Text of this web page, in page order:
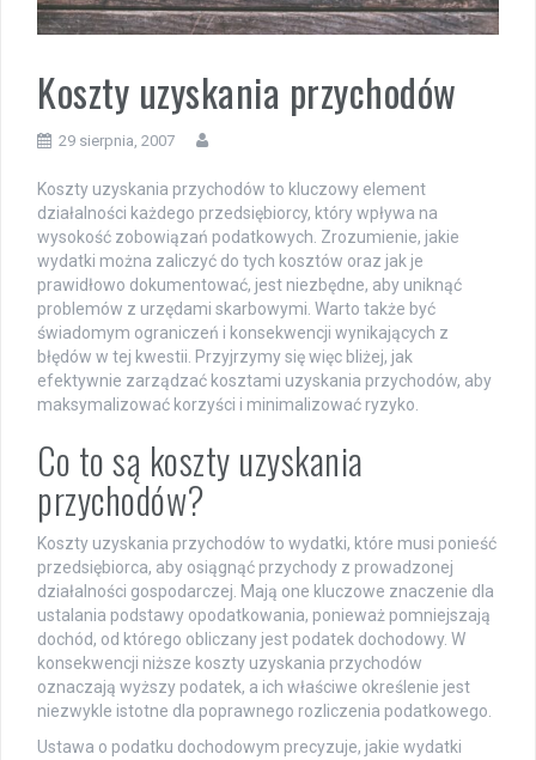
Koszty uzyskania przychodów
29 sierpnia, 2007
Koszty uzyskania przychodów to kluczowy element
działalności każdego przedsiębiorcy, który wpływa na
wysokość zobowiązań podatkowych. Zrozumienie, jakie
wydatki można zaliczyć do tych kosztów oraz jak je
prawidłowo dokumentować, jest niezbędne, aby uniknąć
problemów z urzędami skarbowymi. Warto także być
świadomym ograniczeń i konsekwencji wynikających z
błędów w tej kwestii. Przyjrzymy się więc bliżej, jak
efektywnie zarządzać kosztami uzyskania przychodów, aby
maksymalizować korzyści i minimalizować ryzyko.
Co to są koszty uzyskania
przychodów?
Koszty uzyskania przychodów to wydatki, które musi ponieść
przedsiębiorca, aby osiągnąć przychody z prowadzonej
działalności gospodarczej. Mają one kluczowe znaczenie dla
ustalania podstawy opodatkowania, ponieważ pomniejszają
dochód, od którego obliczany jest podatek dochodowy. W
konsekwencji niższe koszty uzyskania przychodów
oznaczają wyższy podatek, a ich właściwe określenie jest
niezwykle istotne dla poprawnego rozliczenia podatkowego.
Ustawa o podatku dochodowym precyzuje, jakie wydatki